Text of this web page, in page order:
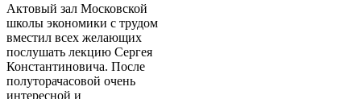
Актовый зал Московской
школы экономики с трудом
вместил всех желающих
послушать лекцию Сергея
Константиновича. После
полуторачасовой очень
интересной и